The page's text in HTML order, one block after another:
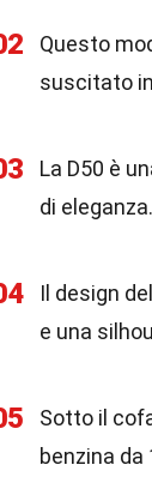
Questo
suscitato
La D50 è
di eleganza.
Il design
e una
Sotto il
benzina da